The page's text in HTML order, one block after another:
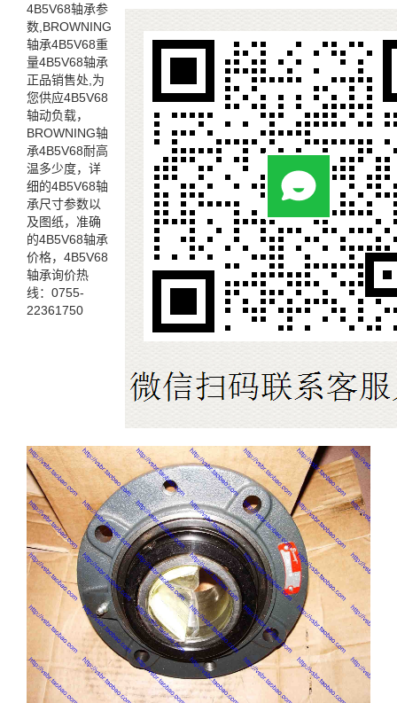
4B5V68轴承参
数,BROWNING
轴承4B5V68重
量4B5V68轴承
正品销售处,为
您供应4B5V68
轴动负载，
BROWNING轴
承4B5V68耐高
温多少度，详
细的4B5V68轴
承尺寸参数以
及图纸，准确
的4B5V68轴承
价格，4B5V68
轴承询价热
线：0755-
22361750